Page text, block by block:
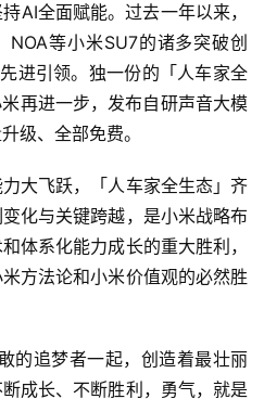
AI全面赋能。过去一年以来，
NOA等小米SU7的诸多突破创
进引领。独一份的「人车家全
再进一步，发布自研声音大模
级、全部免费。
大飞跃，「人车家全生态」齐
化与关键跨越，是小米战略布
体系化能力成长的重大胜利，
方法论和小米价值观的必然胜
的追梦者一起，创造着最壮丽
成长、不断胜利，勇气，就是